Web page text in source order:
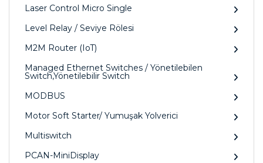
Laser Control Micro Single
Level Relay / Seviye Rölesi
M2M Router (IoT)
Managed Ethernet Switches / Yönetilebilen
Switch,Yönetilebilir Switch
MODBUS
Motor Soft Starter/ Yumuşak Yolverici
Multiswitch
PCAN-MiniDisplay